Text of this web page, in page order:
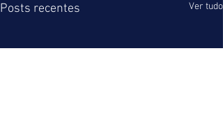
Posts recentes Ver tudo